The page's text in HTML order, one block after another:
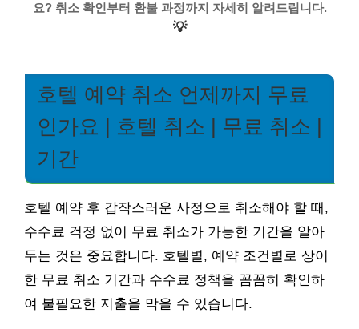
요? 취소 확인부터 환불 과정까지 자세히 알려드립니다.
💡
호텔 예약 취소 언제까지 무료
인가요 | 호텔 취소 | 무료 취소 |
기간
호텔 예약 후 갑작스러운 사정으로 취소해야 할 때,
수수료 걱정 없이 무료 취소가 가능한 기간을 알아
두는 것은 중요합니다. 호텔별, 예약 조건별로 상이
한 무료 취소 기간과 수수료 정책을 꼼꼼히 확인하
여 불필요한 지출을 막을 수 있습니다.